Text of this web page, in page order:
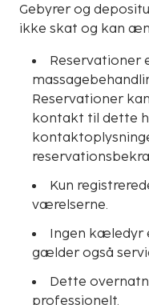
Gebyrer og
ikke skat og kan
Reservationer
kontakt til dette
Kun
værelserne.
Ingen kæledyr
gælder også
Dette
professionelt.